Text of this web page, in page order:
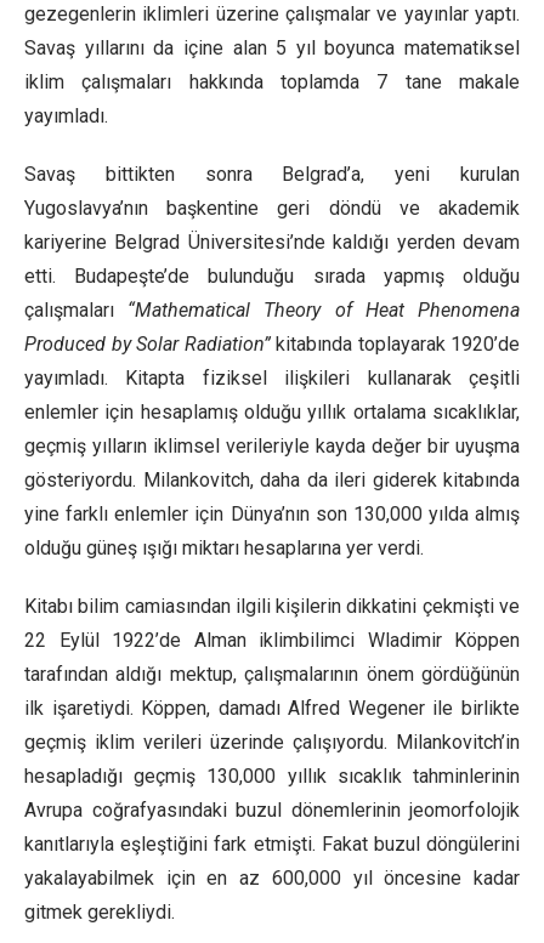
gezegenlerin iklimleri üzerine çalışmalar ve yayınlar yaptı.
Savaş yıllarını da içine alan 5 yıl boyunca matematiksel
iklim çalışmaları hakkında toplamda 7 tane makale
yayımladı.
Savaş bittikten sonra Belgrad’a, yeni kurulan
Yugoslavya’nın başkentine geri döndü ve akademik
kariyerine Belgrad Üniversitesi’nde kaldığı yerden devam
etti. Budapeşte’de bulunduğu sırada yapmış olduğu
çalışmaları “Mathematical Theory of Heat Phenomena
Produced by Solar Radiation”kitabında toplayarak 1920’de
yayımladı. Kitapta fiziksel ilişkileri kullanarak çeşitli
enlemler için hesaplamış olduğu yıllık ortalama sıcaklıklar,
geçmiş yılların iklimsel verileriyle kayda değer bir uyuşma
gösteriyordu. Milankovitch, daha da ileri giderek kitabında
yine farklı enlemler için Dünya’nın son 130,000 yılda almış
olduğu güneş ışığı miktarı hesaplarına yer verdi.
Kitabı bilim camiasından ilgili kişilerin dikkatini çekmişti ve
22 Eylül 1922’de Alman iklimbilimci Wladimir Köppen
tarafından aldığı mektup, çalışmalarının önem gördüğünün
ilk işaretiydi. Köppen, damadı Alfred Wegener ile birlikte
geçmiş iklim verileri üzerinde çalışıyordu. Milankovitch’in
hesapladığı geçmiş 130,000 yıllık sıcaklık tahminlerinin
Avrupa coğrafyasındaki buzul dönemlerinin jeomorfolojik
kanıtlarıyla eşleştiğini fark etmişti. Fakat buzul döngülerini
yakalayabilmek için en az 600,000 yıl öncesine kadar
gitmek gerekliydi.